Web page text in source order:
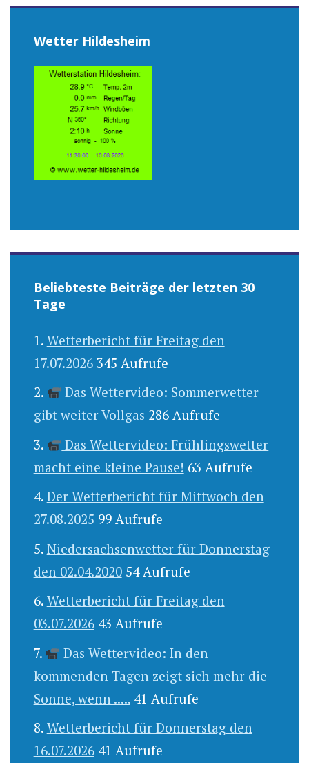
Wetter Hildesheim
Beliebteste Beiträge der letzten 30
Tage
Wetterbericht für Freitag den
17.07.2026 345 Aufrufe
Das Wettervideo: Sommerwetter
gibt weiter Vollgas 286 Aufrufe
Das Wettervideo: Frühlingswetter
macht eine kleine Pause! 63 Aufrufe
Der Wetterbericht für Mittwoch den
27.08.2025 99 Aufrufe
Niedersachsenwetter für Donnerstag
den 02.04.2020 54 Aufrufe
Wetterbericht für Freitag den
03.07.2026 43 Aufrufe
Das Wettervideo: In den
kommenden Tagen zeigt sich mehr die
Sonne, wenn ..... 41 Aufrufe
Wetterbericht für Donnerstag den
16.07.2026 41 Aufrufe